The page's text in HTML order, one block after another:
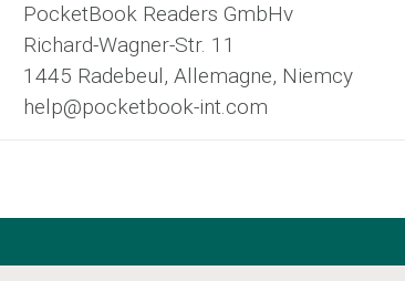
PocketBook Readers GmbHv
Richard-Wagner-Str. 11
1445 Radebeul, Allemagne, Niemcy
help@pocketbook-int.com